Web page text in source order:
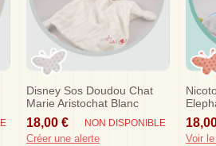
Disney Sos Doudou Chat
Marie Aristochat Blanc
Mouchoir Tigre Gris
18,00 € NON DISPONIBLE
Créer une alerte Voir